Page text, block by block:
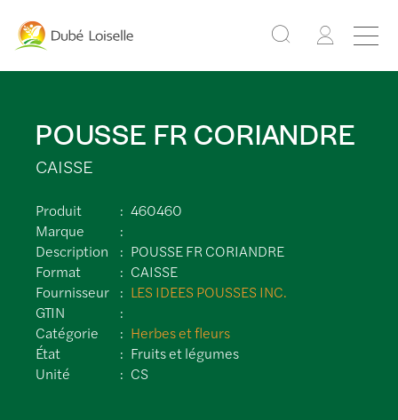
POUSSE FR CORIANDRE
CAISSE
Produit
460460
Marque
Description
POUSSE FR CORIANDRE
Format
CAISSE
Fournisseur
LES IDEES POUSSES INC.
GTIN
Catégorie
Herbes et fleurs
État
Fruits et légumes
Unité
CS